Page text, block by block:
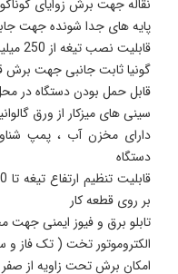
نقاله جهت برش زوایای
پایه های جدا شونده جهت
قابلیت نصب تیغه از 250 میلیمتر تا 400 میلیمتر
گونیا ثابت جانبی جهت برش
قابل حمل بودن دستگاه در
سینی های میزکار از ورق
دارای مخزن آب ، پمپ
دستگاه
بر روی قطعه کار
تابلو برق و فیوز ایمنی جهت
الکتروموتور تخت ( تک فاز و سه فاز ) با
امکان برش تحت زاویه از صفر درجه تا 45 درجه (